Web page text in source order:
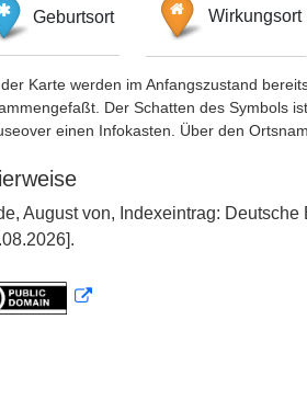
Geburtsort Wirkungsort
Karte werden im Anfangszustand
Der Schatten des Symbols
einen Infokasten. Über den
August von, Indexeintrag: